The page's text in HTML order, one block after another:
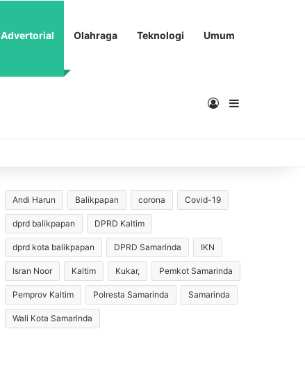
Advertorial Olahraga Teknologi Umum
MasukSidebar
Andi Harun Balikpapan corona Covid-19
dprd balikpapan DPRD Kaltim
dprd kota balikpapan DPRD Samarinda IKN
Isran Noor Kaltim Kukar, Pemkot Samarinda
Pemprov Kaltim Polresta Samarinda Samarinda
Wali Kota Samarinda